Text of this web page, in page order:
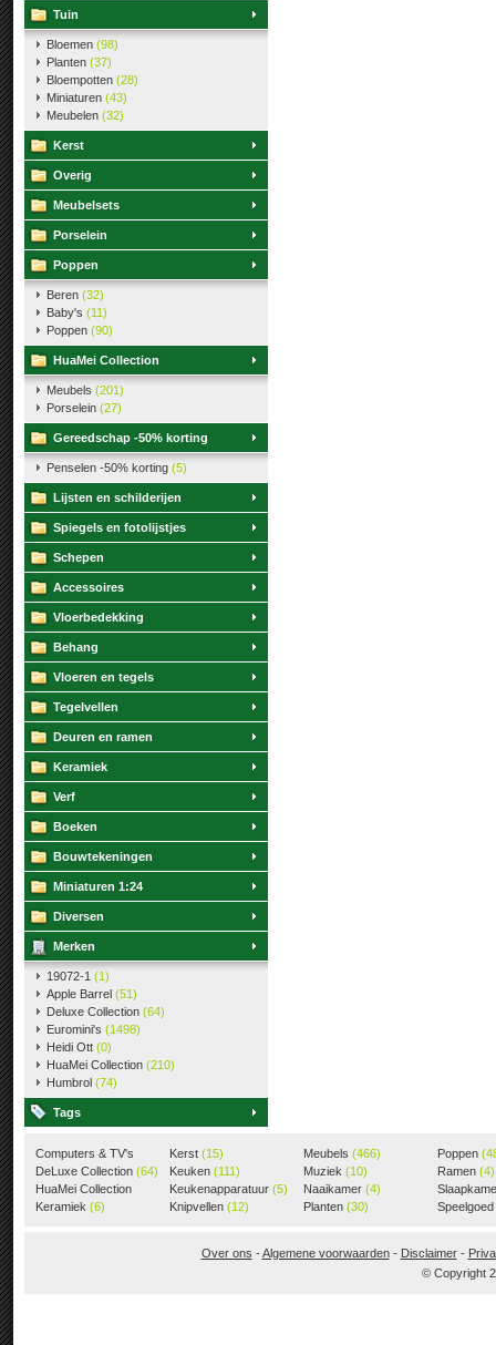
Tuin
Bloemen (98)
Planten (37)
Bloempotten (28)
Miniaturen (43)
Meubelen (32)
Kerst
Overig
Meubelsets
Porselein
Poppen
Beren (32)
Baby's (11)
Poppen (90)
HuaMei Collection
Meubels (201)
Porselein (27)
Gereedschap -50% korting
Penselen -50% korting (5)
Lijsten en schilderijen
Spiegels en fotolijstjes
Schepen
Accessoires
Vloerbedekking
Behang
Vloeren en tegels
Tegelvellen
Deuren en ramen
Keramiek
Verf
Boeken
Bouwtekeningen
Miniaturen 1:24
Diversen
Merken
19072-1 (1)
Apple Barrel (51)
Deluxe Collection (64)
Euromini's (1498)
Heidi Ott (0)
HuaMei Collection (210)
Humbrol (74)
Tags
Computers & TV's
(18)
DeLuxe Collection (64)
HuaMei Collection
(205)
Keramiek (6)
Kerst (15)
Keuken (111)
Keukenapparatuur (5)
Knipvellen (12)
Meubels (466)
Muziek (10)
Naaikamer (4)
Planten (30)
Poppen
Ramen (4)
Speelgoed
Over ons -Algemene voorwaarden- Disclaimer-
© Copyright